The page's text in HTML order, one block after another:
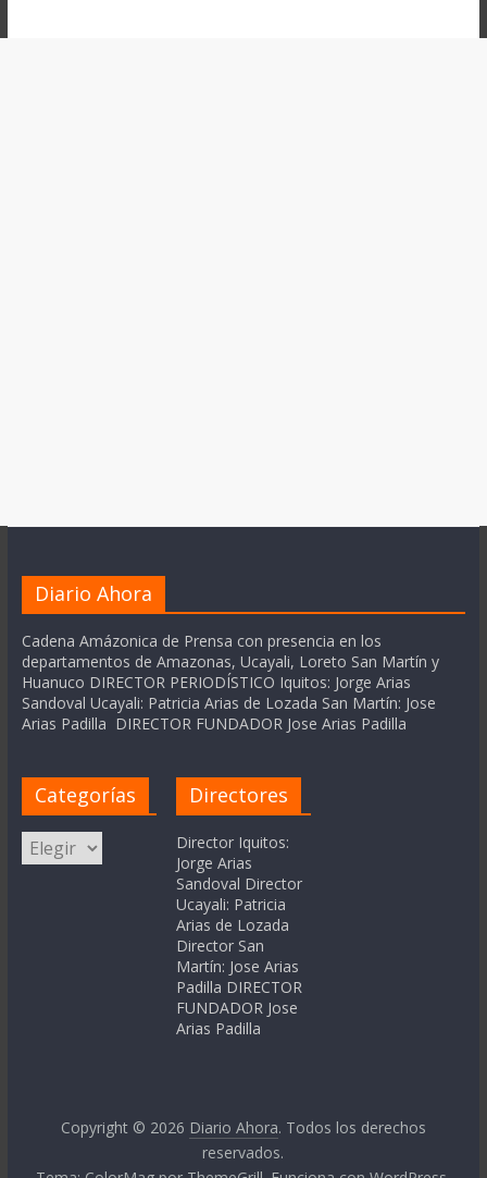
Diario Ahora
Cadena Amázonica de Prensa con presencia en los
departamentos de Amazonas, Ucayali, Loreto San Martín y
Huanuco DIRECTOR PERIODÍSTICO Iquitos: Jorge Arias
Sandoval Ucayali: Patricia Arias de Lozada San Martín: Jose
Arias Padilla DIRECTOR FUNDADOR Jose Arias Padilla
Categorías
Categorías
Directores
Director Iquitos:
Jorge Arias
Sandoval Director
Ucayali: Patricia
Arias de Lozada
Director San
Martín: Jose Arias
Padilla DIRECTOR
FUNDADOR Jose
Arias Padilla
Copyright © 2026 Diario Ahora. Todos los derechos
reservados.